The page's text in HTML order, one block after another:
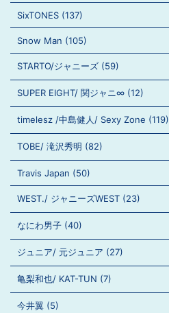
SixTONES (137)
Snow Man (105)
STARTO/ジャニーズ (59)
SUPER EIGHT/ 関ジャニ∞ (12)
timelesz /中島健人/ Sexy Zone (119)
TOBE/ 滝沢秀明 (82)
Travis Japan (50)
WEST./ ジャニーズWEST (23)
なにわ男子 (40)
ジュニア/ 元ジュニア (27)
亀梨和也/ KAT-TUN (7)
今井翼 (5)